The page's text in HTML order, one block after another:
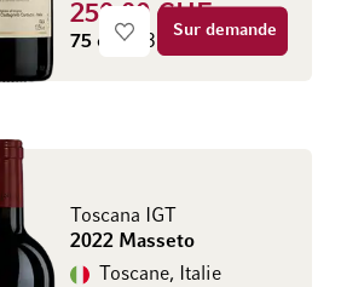
250.00 CHF
75 cl (333.33 CHF / l)
Sur demande
Toscana IGT
2022 Masseto
Toscane, Italie